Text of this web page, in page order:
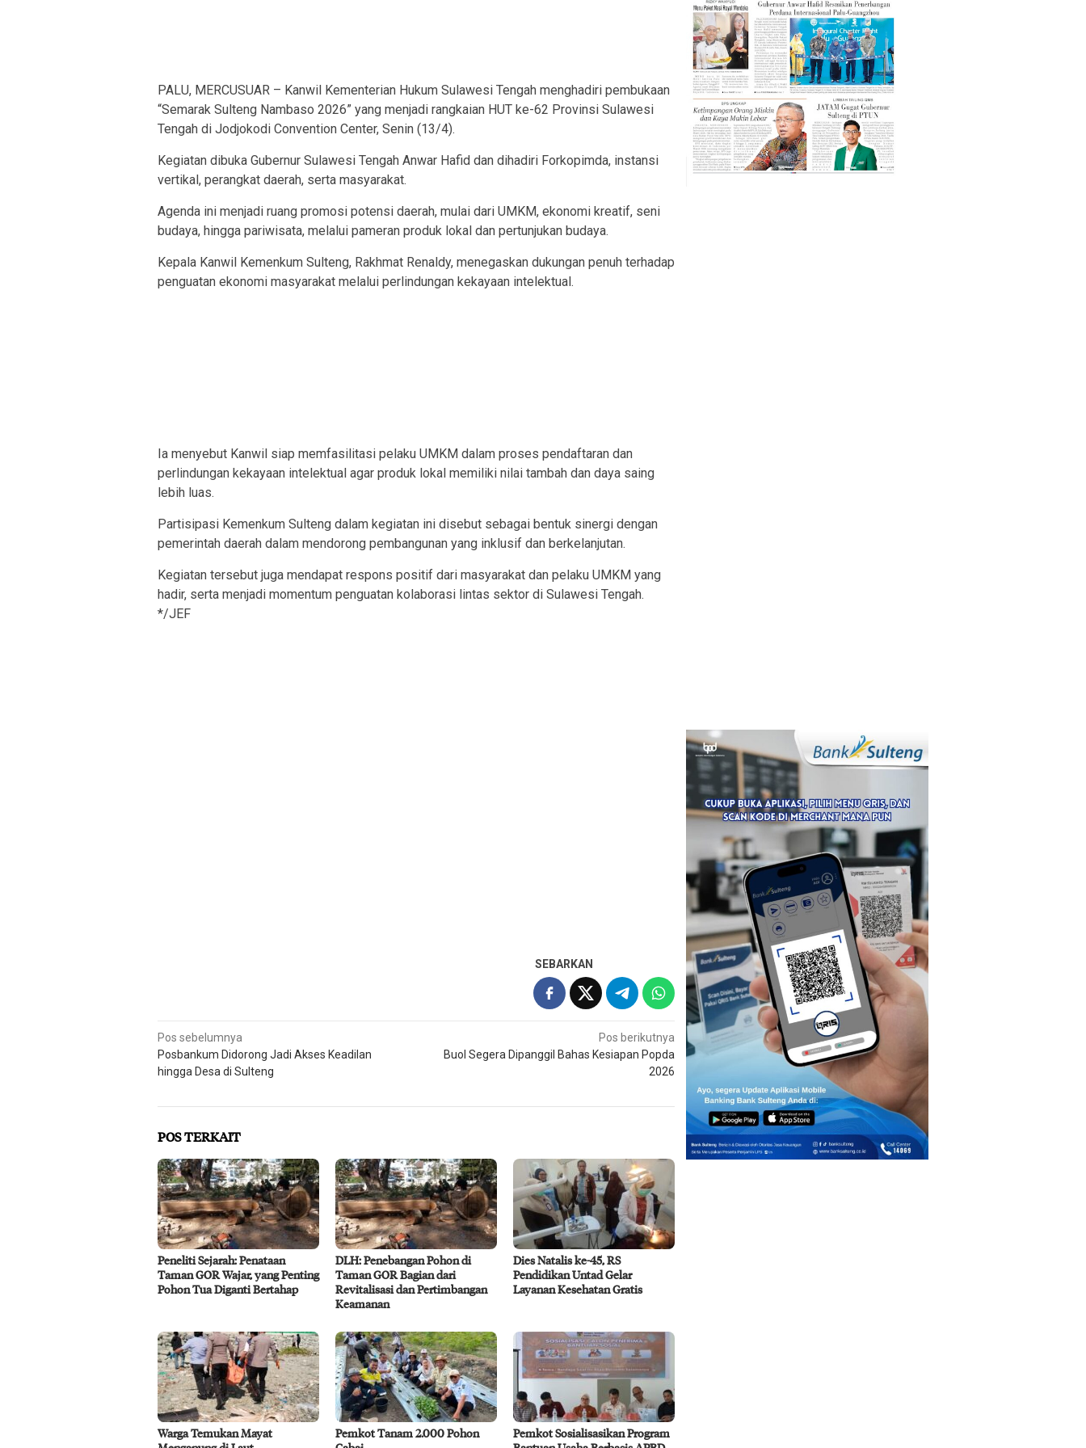
PALU, MERCUSUAR – Kanwil Kementerian Hukum Sulawesi Tengah menghadiri pembukaan
“Semarak Sulteng Nambaso 2026” yang menjadi rangkaian HUT ke-62 Provinsi Sulawesi
Tengah di Jodjokodi Convention Center, Senin (13/4).
Kegiatan dibuka Gubernur Sulawesi Tengah Anwar Hafid dan dihadiri Forkopimda, instansi
vertikal, perangkat daerah, serta masyarakat.
Agenda ini menjadi ruang promosi potensi daerah, mulai dari UMKM, ekonomi kreatif, seni
budaya, hingga pariwisata, melalui pameran produk lokal dan pertunjukan budaya.
Kepala Kanwil Kemenkum Sulteng, Rakhmat Renaldy, menegaskan dukungan penuh terhadap
penguatan ekonomi masyarakat melalui perlindungan kekayaan intelektual.
Ia menyebut Kanwil siap memfasilitasi pelaku UMKM dalam proses pendaftaran dan
perlindungan kekayaan intelektual agar produk lokal memiliki nilai tambah dan daya saing
lebih luas.
Partisipasi Kemenkum Sulteng dalam kegiatan ini disebut sebagai bentuk sinergi dengan
pemerintah daerah dalam mendorong pembangunan yang inklusif dan berkelanjutan.
Kegiatan tersebut juga mendapat respons positif dari masyarakat dan pelaku UMKM yang
hadir, serta menjadi momentum penguatan kolaborasi lintas sektor di Sulawesi Tengah.
*/JEF
SEBARKAN
Navigasi
pos
Pos sebelumnya
Posbankum Didorong Jadi Akses Keadilan
hingga Desa di Sulteng
Pos berikutnya
Buol Segera Dipanggil Bahas Kesiapan Popda
2026
POS TERKAIT
Peneliti Sejarah: Penataan
Taman GOR Wajar, yang Penting
Pohon Tua Diganti Bertahap
DLH: Penebangan Pohon di
Taman GOR Bagian dari
Revitalisasi dan Pertimbangan
Keamanan
Dies Natalis ke-45, RS
Pendidikan Untad Gelar
Layanan Kesehatan Gratis
Warga Temukan Mayat
Pemkot Tanam 2.000 Pohon
Pemkot Sosialisasikan Program